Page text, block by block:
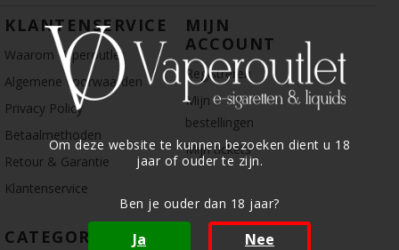
Om deze website te kunnen bezoeken dient u 18
jaar of ouder te zijn.
Ben je ouder dan 18 jaar?
Ja Nee
KLANTENSERVICE
Waarom Vaperoutlet
Algemene voorwaarden
Privacy Policy
Betaalmethoden
Retour & Garantie
Klantenservice
MIJN
ACCOUNT
Registreren
Mijn
bestellingen
Mijn tickets
CATEGORIE